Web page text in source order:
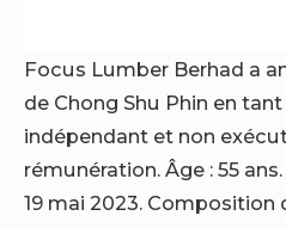
Focus Lumber Berhad a
de Chong Shu Phin en
indépendant et non
rémunération. Âge : 55
19 mai 2023.